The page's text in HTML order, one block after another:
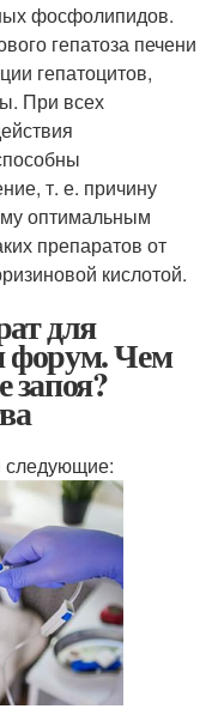
фосфолипидов.
гепатоза печени
гепатоцитов,
При всех
т. е. причину
оптимальным
препаратов от
кислотой.
для
форум. Чем
запоя?
следующие: